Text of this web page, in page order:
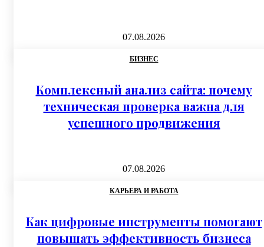
07.08.2026
БИЗНЕС
Комплексный анализ сайта: почему
техническая проверка важна для
успешного продвижения
07.08.2026
КАРЬЕРА И РАБОТА
Как цифровые инструменты помогают
повышать эффективность бизнеса